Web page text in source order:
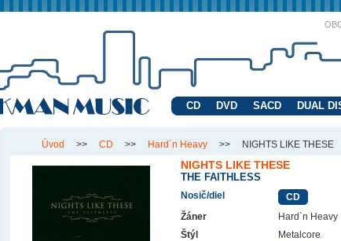
CD DVD SACD DUAL
Úvod >> CD >> Hard´n Heavy >> NIGHTS LIKE THESE
NIGHTS LIKE THESE
THE FAITHLESS
Nosič/diel
CD
Žáner
Hard`n Heavy
Štýl
Metalcore